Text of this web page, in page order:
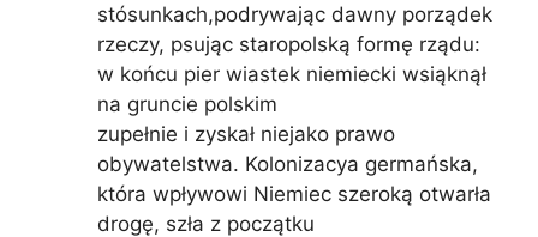
stósunkach,podrywając dawny porządek
rzeczy, psując staropolską formę rządu:
w końcu pier wiastek niemiecki wsiąknął
na gruncie polskim
zupełnie i zyskał niejako prawo
obywatelstwa. Kolonizacya germańska,
która wpływowi Niemiec szeroką otwarła
drogę, szła z początku